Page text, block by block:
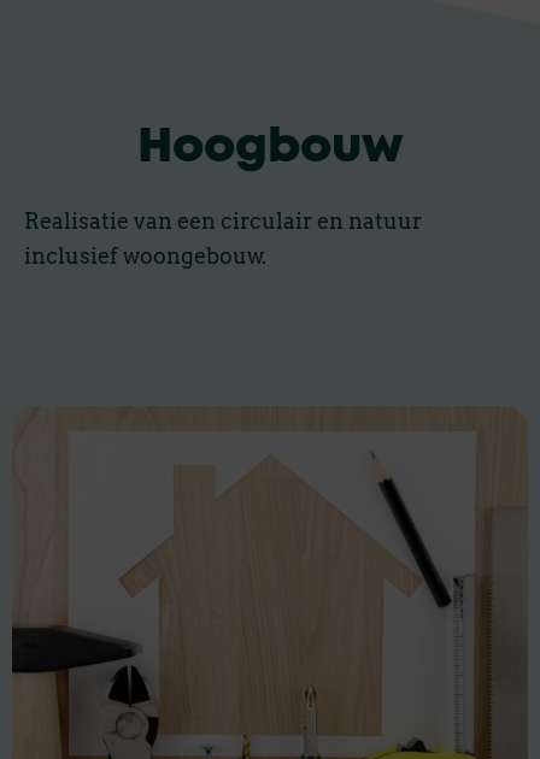
Hoogbouw
Realisatie van een circulair en natuur
inclusief woongebouw.